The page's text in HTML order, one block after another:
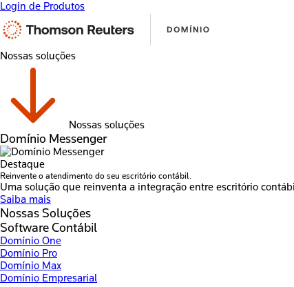
Login de Produtos
Nossas soluções
Nossas soluções
Domínio Messenger
Destaque
Reinvente o atendimento do seu escritório contábil.
Uma solução que reinventa a integração entre escritório
Saiba mais
Nossas Soluções
Software Contábil
Domínio One
Domínio Pro
Domínio Max
Domínio Empresarial